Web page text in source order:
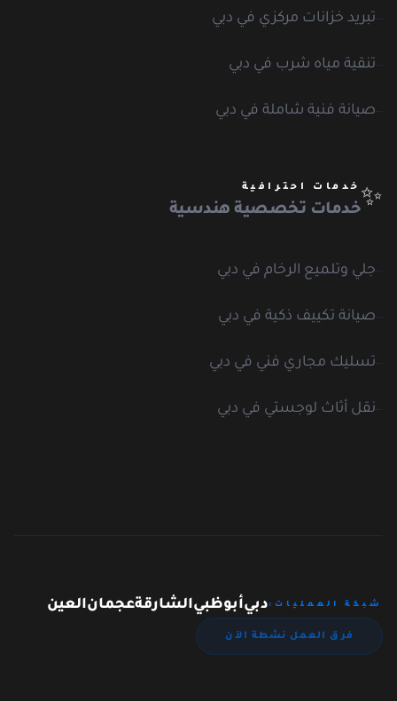
تبريد خزانات مركزي في دبي
تنقية مياه شرب في دبي
صيانة فنية شاملة في دبي
✨
خدمات احترافية
خدمات تخصصية هندسية
جلي وتلميع الرخام في دبي
صيانة تكييف ذكية في دبي
تسليك مجاري فني في دبي
نقل أثاث لوجستي في دبي
شبكة العمليات: دبيأبوظبيالشارقةعجمانالعين
فرق العمل نشطة الآن